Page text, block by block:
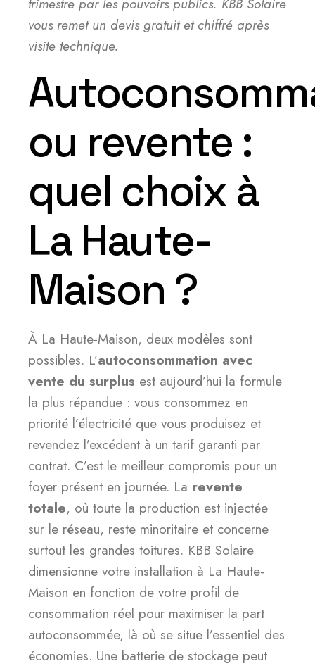
trimestre par les pouvoirs publics. KBB Solaire
vous remet un devis gratuit et chiffré après
visite technique.
ou revente :
quel choix à
La Haute-
Maison ?
À La Haute-Maison, deux modèles sont
possibles. L’autoconsommation avec
vente du surplus est aujourd’hui la formule
la plus répandue : vous consommez en
priorité l’électricité que vous produisez et
revendez l’excédent à un tarif garanti par
contrat. C’est le meilleur compromis pour un
foyer présent en journée. La revente
totale, où toute la production est injectée
sur le réseau, reste minoritaire et concerne
surtout les grandes toitures. KBB Solaire
dimensionne votre installation à La Haute-
Maison en fonction de votre profil de
consommation réel pour maximiser la part
autoconsommée, là où se situe l’essentiel des
économies. Une batterie de stockage peut